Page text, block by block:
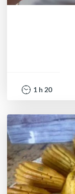
1 h20